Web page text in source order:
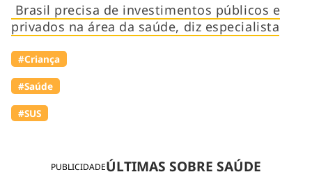
PUBLICIDADEÚLTIMAS SOBRE SAÚDE
Brasil precisa de investimentos públicos e
privados na área da saúde, diz especialista
#Criança
#Saúde
#SUS